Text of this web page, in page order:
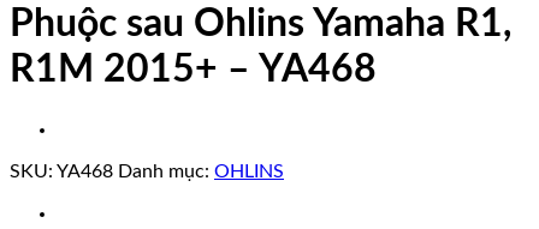
Phuộc sau Ohlins Yamaha R1,
R1M 2015+ – YA468
SKU: YA468 Danh mục: OHLINS